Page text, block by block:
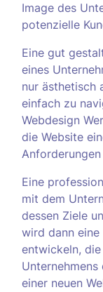
Image des
potenzielle
Eine gut
eines
nur ästhetisch
einfach zu
Webdesign
die Website
Eine
mit dem
dessen Ziele
wird dann
entwickeln,
einer neuen